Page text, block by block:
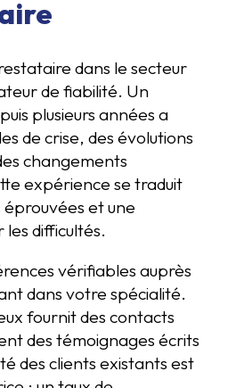
dans le secteur
de fiabilité. Un
plusieurs années a
de crise, des évolutions
changements
expérience se traduit
et une
difficultés.
vérifiables auprès
dans votre spécialité.
fournit des contacts
des témoignages écrits
des clients existants est